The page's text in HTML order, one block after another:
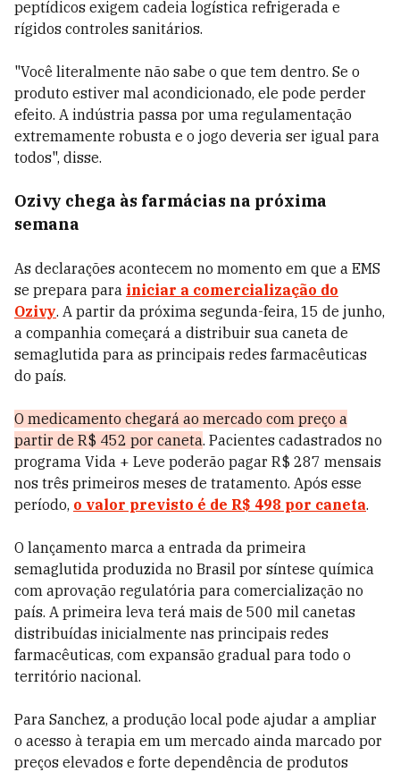
peptídicos exigem cadeia logística refrigerada e
rígidos controles sanitários.
"Você literalmente não sabe o que tem dentro. Se o
produto estiver mal acondicionado, ele pode perder
efeito. A indústria passa por uma regulamentação
extremamente robusta e o jogo deveria ser igual para
todos", disse.
Ozivy chega às farmácias na próxima
semana
As declarações acontecem no momento em que a EMS
se prepara para iniciar a comercialização do
Ozivy. A partir da próxima segunda-feira, 15 de junho,
a companhia começará a distribuir sua caneta de
semaglutida para as principais redes farmacêuticas
do país.
O medicamento chegará ao mercado com preço a
partir de R$ 452 por caneta. Pacientes cadastrados no
programa Vida + Leve poderão pagar R$ 287 mensais
nos três primeiros meses de tratamento. Após esse
período, o valor previsto é de R$ 498 por caneta.
O lançamento marca a entrada da primeira
semaglutida produzida no Brasil por síntese química
com aprovação regulatória para comercialização no
país. A primeira leva terá mais de 500 mil canetas
distribuídas inicialmente nas principais redes
farmacêuticas, com expansão gradual para todo o
território nacional.
Para Sanchez, a produção local pode ajudar a ampliar
o acesso à terapia em um mercado ainda marcado por
preços elevados e forte dependência de produtos